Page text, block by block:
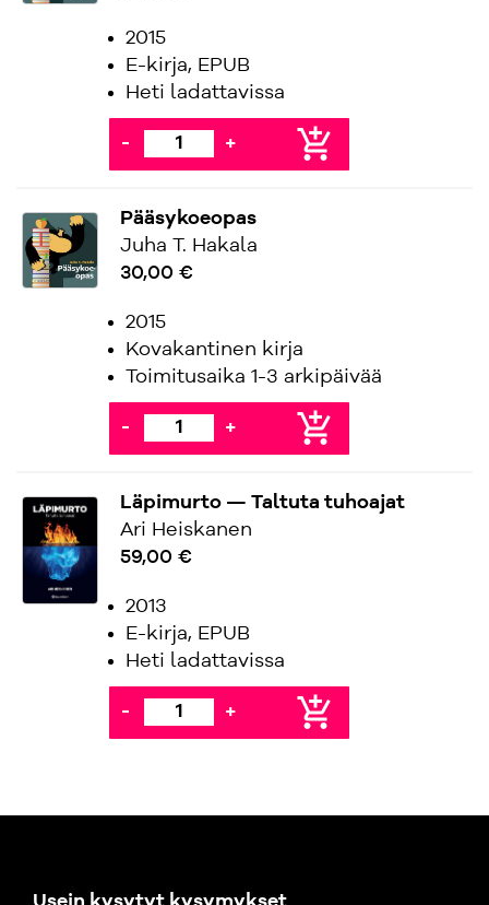
2015
E-kirja, EPUB
Heti ladattavissa
- + add_shopping_cart
Pääsykoeopas
Juha T. Hakala
30,00 €
2015
Kovakantinen kirja
Toimitusaika 1-3 arkipäivää
- + add_shopping_cart
Läpimurto — Taltuta tuhoajat
Ari Heiskanen
59,00 €
2013
E-kirja, EPUB
Heti ladattavissa
- + add_shopping_cart